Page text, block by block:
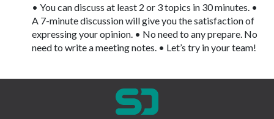
• You can discuss at least 2 or 3 topics in 30 minutes. •
A 7-minute discussion will give you the satisfaction of
expressing your opinion. • No need to any prepare. No
need to write a meeting notes. • Let’s try in your team!